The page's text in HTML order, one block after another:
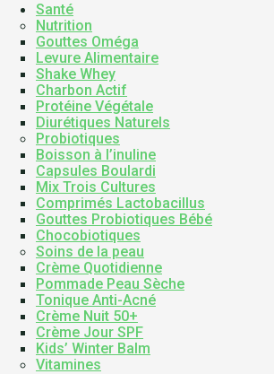
Santé
Nutrition
Gouttes Oméga
Levure Alimentaire
Shake Whey
Charbon Actif
Protéine Végétale
Diurétiques Naturels
Probiotiques
Boisson à l’inuline
Capsules Boulardi
Mix Trois Cultures
Comprimés Lactobacillus
Gouttes Probiotiques Bébé
Chocobiotiques
Soins de la peau
Crème Quotidienne
Pommade Peau Sèche
Tonique Anti-Acné
Crème Nuit 50+
Crème Jour SPF
Kids’ Winter Balm
Vitamines